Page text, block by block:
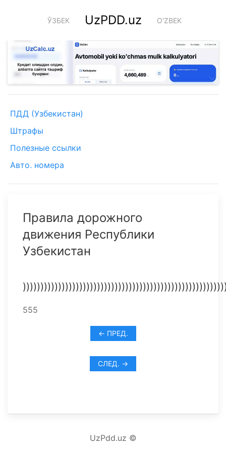
ЎЗБЕК UzPDD.uz O'ZBEK
ПДД (Узбекистан)
Штрафы
Полезные ссылки
Авто. номера
Правила дорожного
движения Республики
Узбекистан
555
← ПРЕД.
СЛЕД. →
UzPdd.uz ©